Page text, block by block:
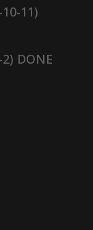
11)
DONE